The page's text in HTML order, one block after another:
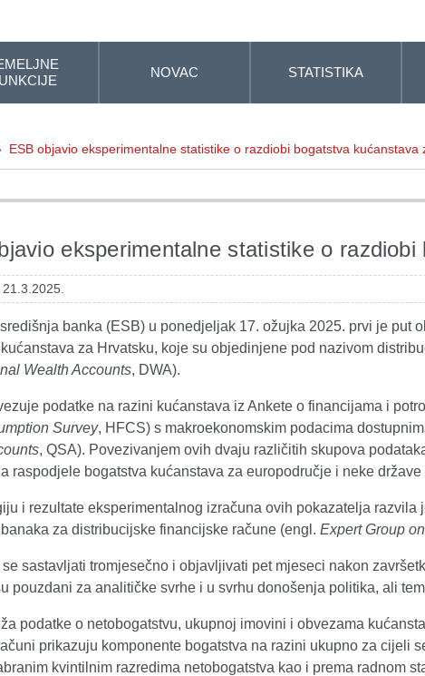
NOVAC STATISTIKA
ESB objavio eksperimentalne statistike o razdiobi bogatstva kućanstava
eksperimentalne statistike o
banka (ESB) u ponedjeljak 17. ožujka 2025. prvi je put
za Hrvatsku, koje su objedinjene pod nazivom
Wealth Accounts, DWA).
podatke na razini kućanstava iz Ankete o financijama i
Survey, HFCS) s makroekonomskim podacima
, QSA). Povezivanjem ovih dvaju različitih skupova
raspodjele bogatstva kućanstava za europodručje i neke
i rezultate eksperimentalnog izračuna ovih pokazatelja
za distribucijske financijske račune (engl. Expert Group
se sastavljati tromjesečno i objavljivati pet mjeseci nakon
pouzdani za analitičke svrhe i u svrhu donošenja politika, ali
podatke o netobogatstvu, ukupnoj imovini i obvezama
prikazuju komponente bogatstva na razini ukupno za cijeli
kvintilnim razredima netobogatstva kao i prema radnom